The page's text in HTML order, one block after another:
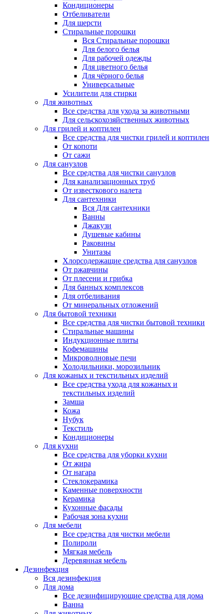
Кондиционеры
Отбеливатели
Для шерсти
Стиральные порошки
Вся Стиральные порошки
Для белого белья
Для рабочей одежды
Для цветного белья
Для чёрного белья
Универсальные
Усилители для стирки
Для животных
Все средства для ухода за животными
Для сельскохозяйственных животных
Для грилей и коптилен
Все средства для чистки грилей и коптилен
От копоти
От сажи
Для санузлов
Все средства для чистки санузлов
Для канализационных труб
От известкового налета
Для сантехники
Вся Для сантехники
Ванны
Джакузи
Душевые кабины
Раковины
Унитазы
Хлорсодержащие средства для санузлов
От ржавчины
От плесени и грибка
Для банных комплексов
Для отбеливания
От минеральных отложений
Для бытовой техники
Все средства для чистки бытовой техники
Стиральные машины
Индукционные плиты
Кофемашины
Микроволновые печи
Холодильники, морозильник
Для кожаных и текстильных изделий
Все средства ухода для кожаных и
текстильных изделий
Замша
Кожа
Нубук
Текстиль
Кондиционеры
Для кухни
Все средства для уборки кухни
От жира
От нагара
Стеклокерамика
Каменные поверхности
Керамика
Кухонные фасады
Рабочая зона кухни
Для мебели
Все средства для чистки мебели
Полироли
Мягкая мебель
Деревянная мебель
Дезинфекция
Вся дезинфекция
Для дома
Все дезинфицирующие средства для дома
Ванна